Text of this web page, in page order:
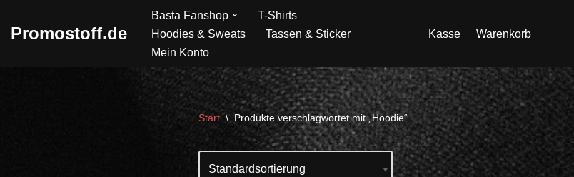
Zum
Promostoff.de
Basta Fanshop
T-Shirts
Hoodies & Sweats
Tassen & Sticker
Mein Konto
Kasse Warenkorb
Start \ Produkte verschlagwortet mit „Hoodie“